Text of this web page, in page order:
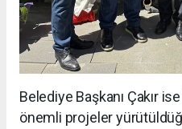
Belediye Başkanı Çakır
önemli projeler